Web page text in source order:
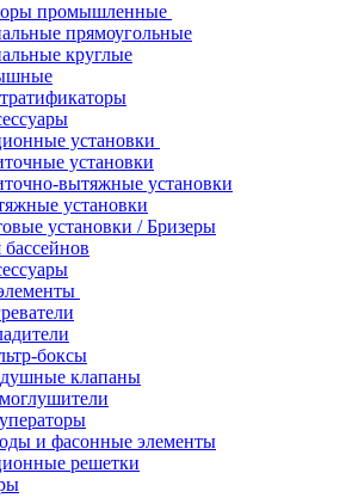
промышленные
прямоугольные
круглые
установки
установки
вытяжные установки
установки
установки / Бризеры
бассейнов
боксы
клапаны
и фасонные элементы
решетки